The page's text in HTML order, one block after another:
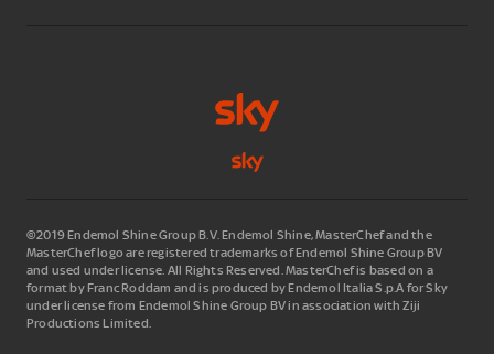
©2019 Endemol Shine Group B.V. Endemol Shine, MasterChef and the
MasterChef logo are registered trademarks of Endemol Shine Group BV
and used under license. All Rights Reserved. MasterChef is based on a
format by Franc Roddam and is produced by Endemol Italia S.p.A for Sky
under license from Endemol Shine Group BV in association with Ziji
Productions Limited.